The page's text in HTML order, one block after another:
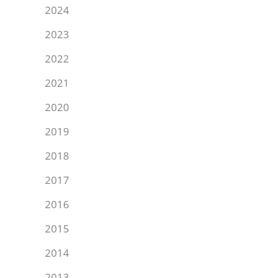
2024
2023
2022
2021
2020
2019
2018
2017
2016
2015
2014